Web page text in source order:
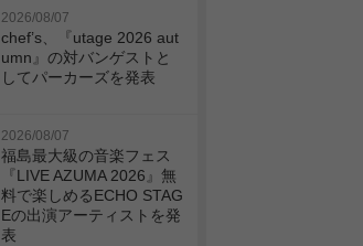
2026/08/07
chef’s、『utage 2026 aut
umn』の対バンゲストと
してパーカーズを発表
2026/08/07
福島最大級の音楽フェス
『LIVE AZUMA 2026』無
料で楽しめるECHO STAG
Eの出演アーティストを発
表